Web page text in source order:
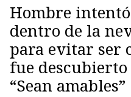
Hombre
dentro de la
para evitar ser
fue
“Sean amables”